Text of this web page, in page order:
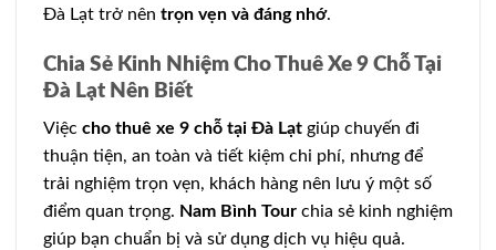
Đà Lạt trở nên trọn vẹn và đáng nhớ.
Chia Sẻ Kinh Nhiệm Cho Thuê Xe 9 Chỗ Tại
Đà Lạt Nên Biết
Việc cho thuê xe 9 chỗ tại Đà Lạt giúp chuyến đi
thuận tiện, an toàn và tiết kiệm chi phí, nhưng để
trải nghiệm trọn vẹn, khách hàng nên lưu ý một số
điểm quan trọng. Nam Bình Tour chia sẻ kinh nghiệm
giúp bạn chuẩn bị và sử dụng dịch vụ hiệu quả.